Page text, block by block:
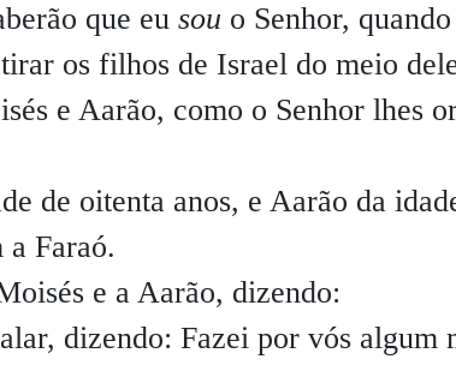
que eu sou o Senhor,
os filhos de Israel do meio
e Aarão, como o Senhor lhes
de oitenta anos, e Aarão da
a Faraó.
e a Aarão, dizendo:
dizendo: Fazei por vós algum